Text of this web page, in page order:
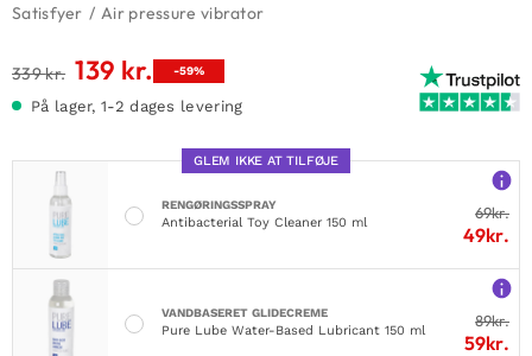
Satisfyer / Air pressure vibrator
339kr. Den
pris
139 kr. Den
pris
139 kr..
-59%
På lager, 1-2 dages levering
GLEM IKKE AT TILFØJE
RENGØRINGSSPRAY
Antibacterial Toy Cleaner 150 ml
69kr.
49kr.
VANDBASERET GLIDECREME
Pure Lube Water-Based Lubricant 150 ml
89kr.
59kr.